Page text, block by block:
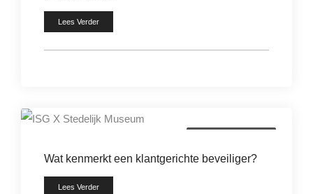
Lees Verder
Wat kenmerkt een klantgerichte beveiliger?
Lees Verder